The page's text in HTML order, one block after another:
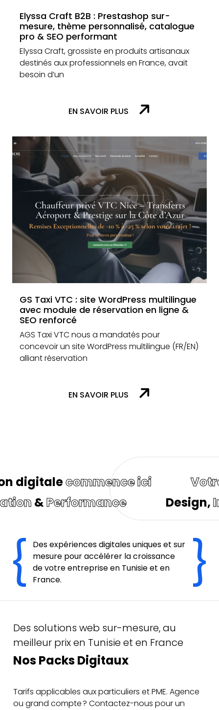
Elyssa Craft B2B : Prestashop sur-
mesure, thème personnalisé, catalogue
pro & SEO performant
Elyssa Craft, grossiste en produits artisanaux
destinés aux professionnels en France, avait
besoin d’un
EN SAVOIR PLUS
GS Taxi VTC : site WordPress multilingue
avec module de réservation en ligne &
SEO renforcé
AGS Taxi VTC nous a mandatés pour
concevoir un site WordPress multilingue (FR/EN)
alliant réservation
EN SAVOIR PLUS
Votretransformation
&Performance Design,
Des expériences digitales uniques et sur
mesure pour accélérer la croissance
de votre entreprise en Tunisie et en
France.
Des solutions web sur-mesure, au
meilleur prix en Tunisie et en France
Nos Packs Digitaux
Tarifs applicables aux particuliers et PME. Agence
ou grand compte ? Contactez-nous pour un